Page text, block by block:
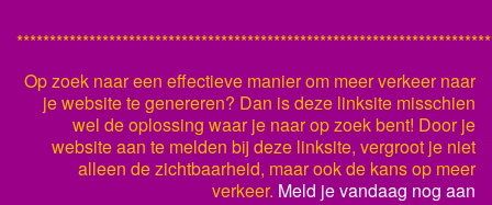
Op zoek naar een effectieve manier om meer verkeer naar
je website te genereren? Dan is deze linksite misschien
wel de oplossing waar je naar op zoek bent! Door je
website aan te melden bij deze linksite, vergroot je niet
alleen de zichtbaarheid, maar ook de kans op meer
verkeer. Meld je vandaag nog aan